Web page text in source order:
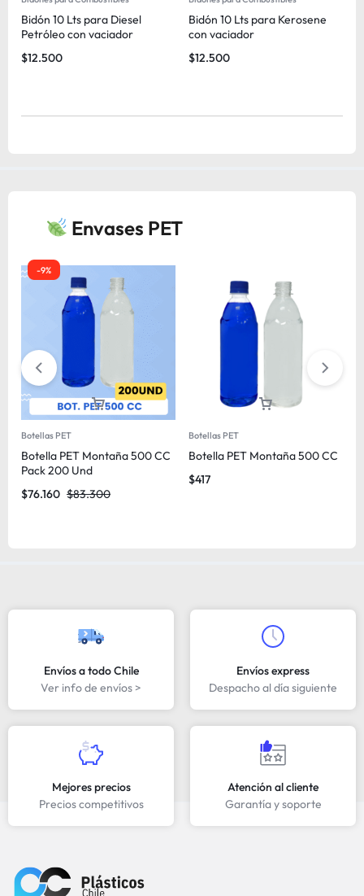
Bidón 10 Lts para Diesel
Petróleo con vaciador
$12.500
Bidón 10 Lts para Kerosene
con vaciador
$12.500
Envases PET
-9%
Botellas PET
Botella PET Montaña 500 CC
Pack 200 Und
$83.300
$76.160
Botellas PET
Botella PET Montaña 500 CC
$417
Envíos a todo Chile
Ver info de envíos >
Envíos express
Despacho al día siguiente
Mejores precios
Precios competitivos
Atención al cliente
Garantía y soporte